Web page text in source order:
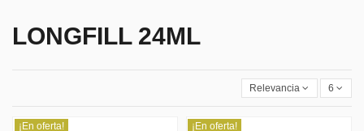
LONGFILL 24ML
Relevancia 6
¡En oferta!
¡En oferta!